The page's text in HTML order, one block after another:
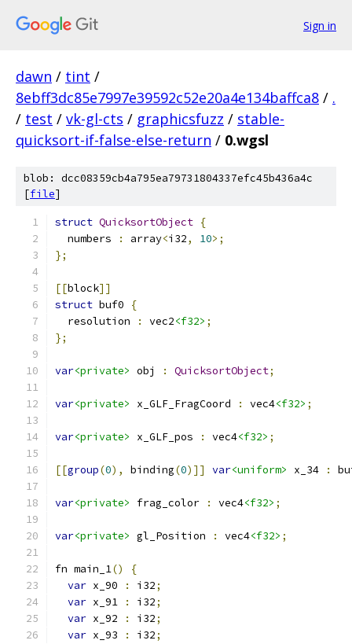
Sign in
dawn / tint /
8ebff3dc85e7997e39592c52e20a4e134baffca8 / .
/ test / vk-gl-cts / graphicsfuzz / stable-
quicksort-if-false-else-return / 0.wgsl
blob: dcc08359cb4a795ea79731804337efc45b436a4c
[file]
struct QuicksortObject {
  numbers
: array<i32, 10>;
};
[[block]]
struct buf0
{
  resolution
: vec2<f32> ;
};
var<private> obj : QuicksortObject;
var<private> x_GLF_FragCoord : vec4<f32> ;
var<private> x_GLF_pos : vec4<f32> ;
[[group(0), binding(0)]] var<uniform> x_34 :
var<private> frag_color : vec4<f32> ;
var<private> gl_Position : vec4<f32> ;
fn main_1()
{
var x_90 : i32;
var x_91 : i32;
var x_92 : i32;
var x_93 : i32;